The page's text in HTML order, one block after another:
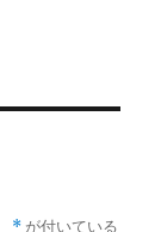
* が付いている